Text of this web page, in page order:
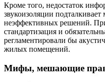
Кроме того, недостаток
звукоизоляции
неэффективных решений. При
стандартизация и
регламентировали бы
жилых помещений.
Мифы, мешающие